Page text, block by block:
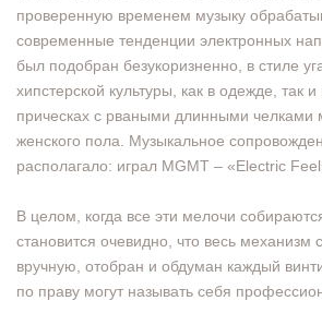
проверенную временем музыку
современные тенденции электронных
был подобран безукоризненно, в стиле
хипстерской культуры, как в одежде, так
прическах с рваными длинными челками
женского пола. Музыкальное
располагало: играл MGMT – «Electric
В целом, когда все эти мелочи
становится очевидно, что весь механизм
вручную, отобран и обдуман каждый
по праву могут называть себя